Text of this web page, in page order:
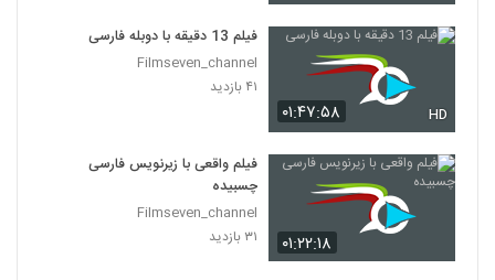
۰۱:۴۷:۵۸ HD
فیلم 13 دقیقه با دوبله فارسی
Filmseven_channel
۴۱ بازدید
۰۱:۲۲:۱۸
فیلم واقعی با زیرنویس فارسی
چسبیده
Filmseven_channel
۳۱ بازدید